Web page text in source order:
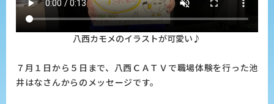
八西カモメのイラストが可愛い♪
７月１日から５日まで、八西ＣＡＴＶで職場体験を行った池
井はなさんからのメッセージです。